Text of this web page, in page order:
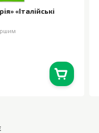
«Італійські